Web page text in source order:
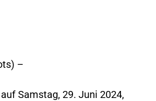
–
Samstag, 29. Juni 2024,